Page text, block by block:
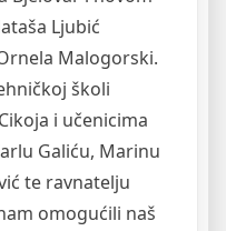
Ljubić
Malogorski.
školi
i učenicima
Galiću, Marinu
te ravnatelju
omogućili naš